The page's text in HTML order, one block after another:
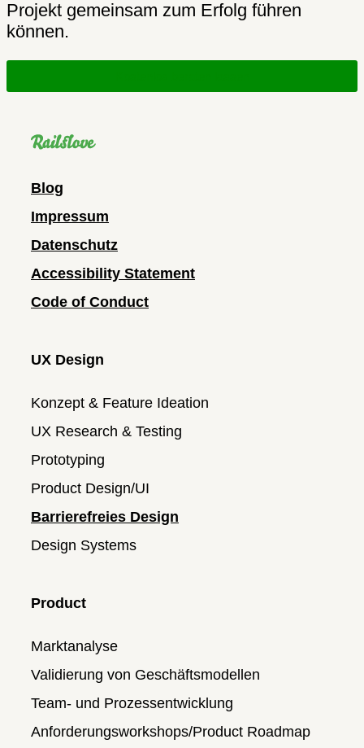
Projekt gemeinsam zum Erfolg führen
können.
Blog
Impressum
Datenschutz
Accessibility Statement
Code of Conduct
UX Design
Konzept & Feature Ideation
UX Research & Testing
Prototyping
Product Design/UI
Barrierefreies Design
Design Systems
Product
Marktanalyse
Validierung von Geschäftsmodellen
Team- und Prozessentwicklung
Anforderungsworkshops/Product Roadmap